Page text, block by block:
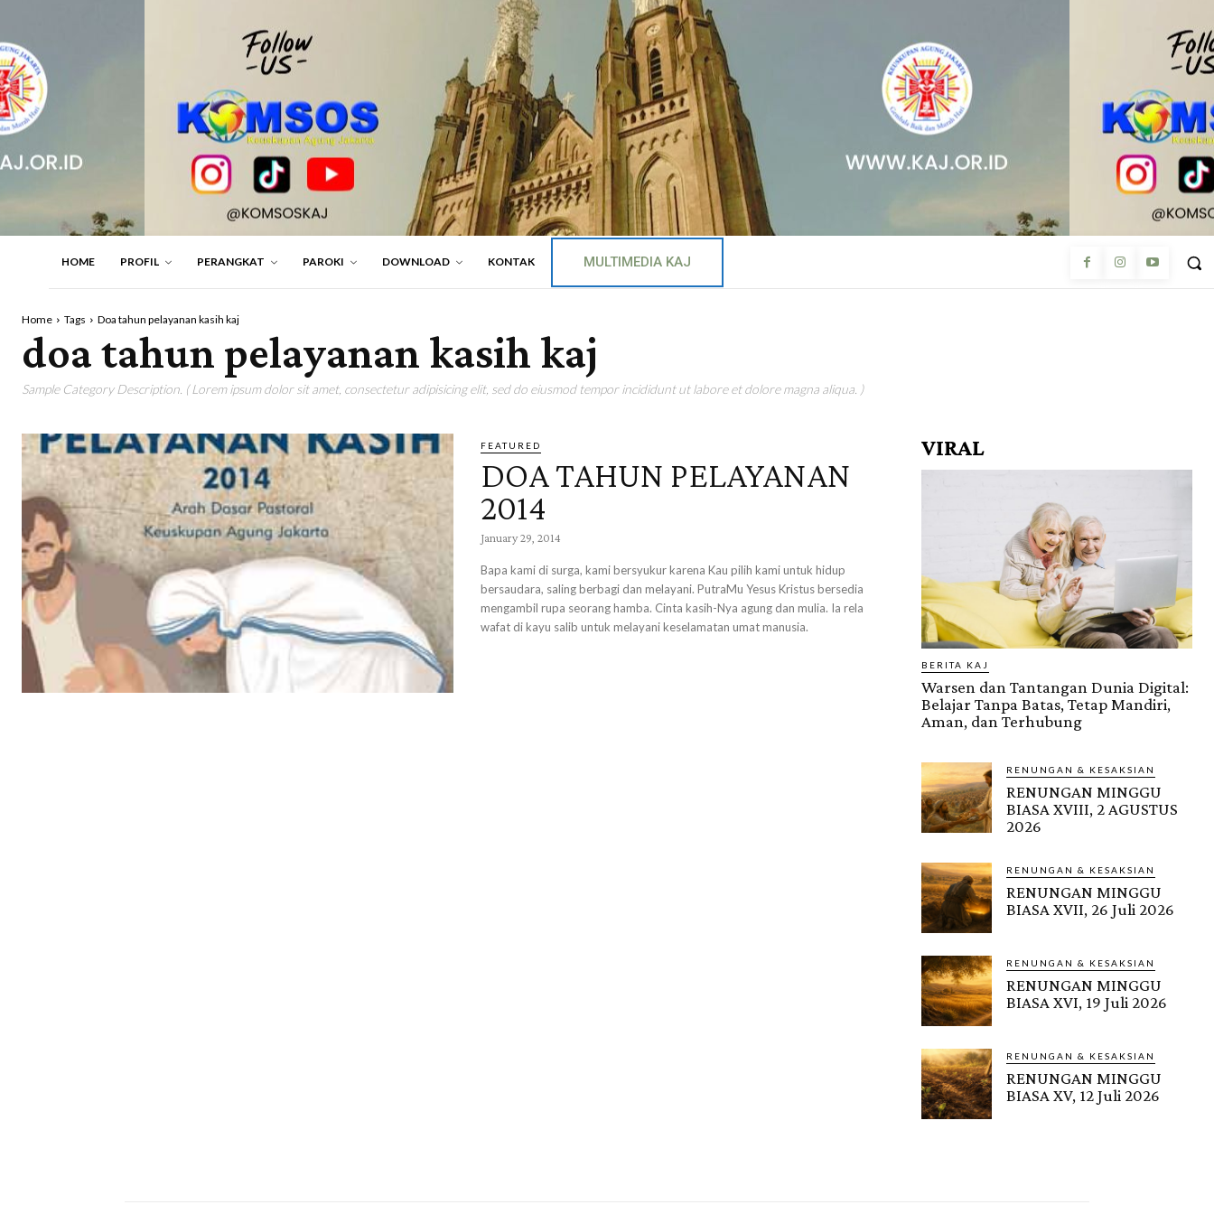
HOME PROFIL PERANGKAT PAROKI DOWNLOAD KONTAK MULTIMEDIA KAJ
Home Tags Doa tahun pelayanan kasih kaj
doa tahun pelayanan kasih kaj
Sample Category Description. ( Lorem ipsum dolor sit amet, consectetur adipisicing elit, sed do eiusmod tempor incididunt ut labore et dolore magna aliqua. )
FEATURED
DOA TAHUN PELAYANAN
2014
January 29, 2014
Bapa kami di surga, kami bersyukur karena Kau pilih kami untuk hidup
bersaudara, saling berbagi dan melayani. PutraMu Yesus Kristus bersedia
mengambil rupa seorang hamba. Cinta kasih-Nya agung dan mulia. Ia rela
wafat di kayu salib untuk melayani keselamatan umat manusia.
VIRAL
BERITA KAJ
Warsen dan Tantangan Dunia Digital:
Belajar Tanpa Batas, Tetap Mandiri,
Aman, dan Terhubung
RENUNGAN & KESAKSIAN
RENUNGAN MINGGU
BIASA XVIII, 2 AGUSTUS
2026
RENUNGAN & KESAKSIAN
RENUNGAN MINGGU
BIASA XVII, 26 Juli 2026
RENUNGAN & KESAKSIAN
RENUNGAN MINGGU
BIASA XVI, 19 Juli 2026
RENUNGAN & KESAKSIAN
RENUNGAN MINGGU
BIASA XV, 12 Juli 2026